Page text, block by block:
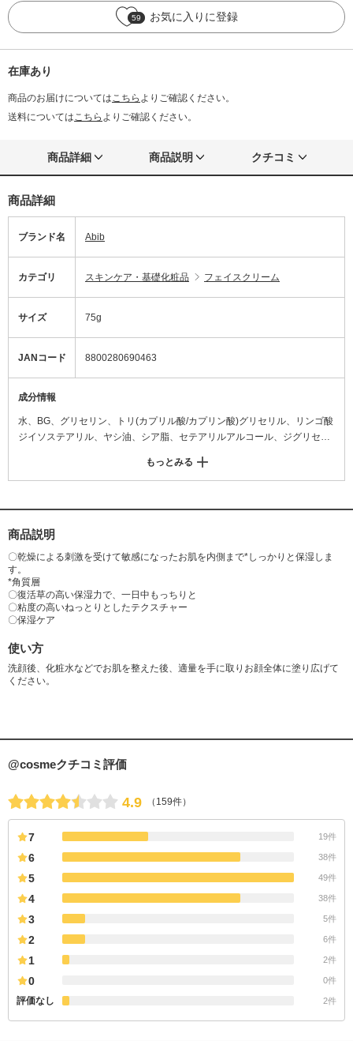
59 お気に入りに登録
在庫あり
商品のお届けについては こちら よりご確認ください。
送料については こちら よりご確認ください。
商品詳細 商品説明 クチコミ
商品詳細
ブランド名 Abib
カテゴリ スキンケア・基礎化粧品 フェイスクリーム
サイズ 75g
JANコード 8800280690463
成分情報
水、BG、グリセリン、トリ(カプリル酸/カプリン酸)グリセリル、リンゴ酸
ジイソステアリル、ヤシ油、シア脂、セテアリルアルコール、ジグリセリ
リアシルアジペート-2、トリ(カプリル酸/カプリン酸/ミリスチン酸/ステア
リン酸)グリセリル、イソノナン酸イソトリデシル、アラキジルアルコー
(アクリル酸ヒドロキシエチル/アクリロイルジメチルタウリンNa)コポリマ
ロスポリマー、パルミチン酸、アンザンジュエキス、トロメタミン、カル
ナウバロウ、水添レシチン、乳酸桿菌発酵液、グリチルリチン酸2K、キサ
ンタンガム、エチルヘキシルグリセリン、アデノシン、エチレンジアミン
ジコハク酸3Na、トコフェロール、イノノツスオブリクウスエキス、メチ
ルプロパンジオール、テキラリュウゼツ葉エキス
もっとみる
商品説明
〇乾燥による刺激を受けて敏感になったお肌を内側まで*しっかりと保湿しま
す。
*角質層
〇復活草の高い保湿力で、一日中もっちりと
〇粘度の高いねっとりとしたテクスチャー
〇保湿ケア
使い方
洗顔後、化粧水などでお肌を整えた後、適量を手に取りお顔全体に塗り広げて
ください。
@cosmeクチコミ評価
4.9 （159件）
7 19件
6 38件
5 49件
4 38件
3 5件
2 6件
1 2件
0 0件
評価なし 2件